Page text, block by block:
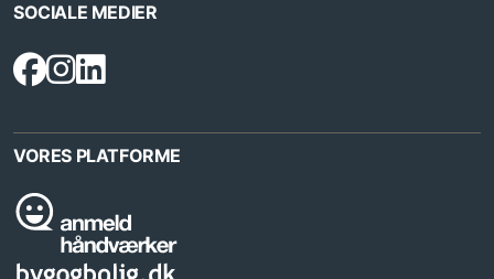
SOCIALE MEDIER
VORES PLATFORME